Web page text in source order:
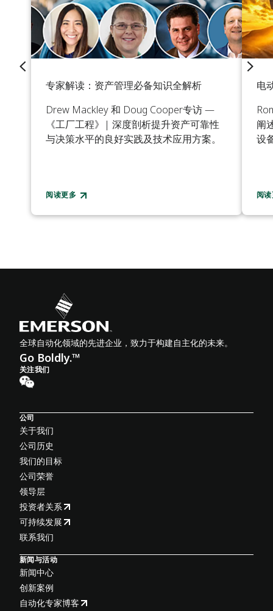
专家解读：资产管理必备知识全解析
Drew Mackley 和 Doug Cooper专访 —
《工厂工程》| 深度剖析提升资产可靠性
与决策水平的良好实践及技术应用方案。
阅读更多
电
阐
设
阅
全球自动化领域的先进企业，致力于构建自主化的未来。
Go Boldly.™
关注我们
公司
关于我们
公司历史
我们的目标
公司荣誉
领导层
投资者关系
可持续发展
联系我们
新闻与活动
新闻中心
创新案例
自动化专家博客